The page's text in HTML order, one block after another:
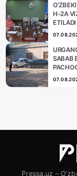
H-2A
ETILADI
SABAB
Pressa.uz –